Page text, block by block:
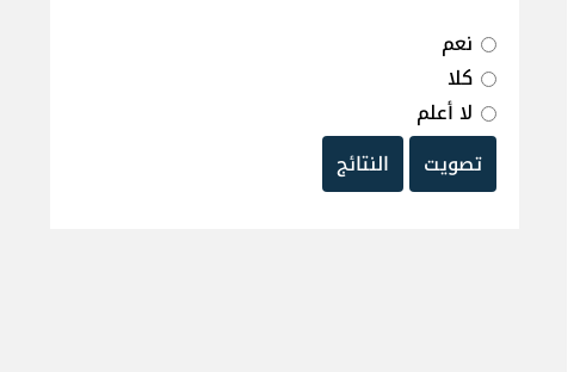
نعم
كلا
لا أعلم
تصويت
النتائج